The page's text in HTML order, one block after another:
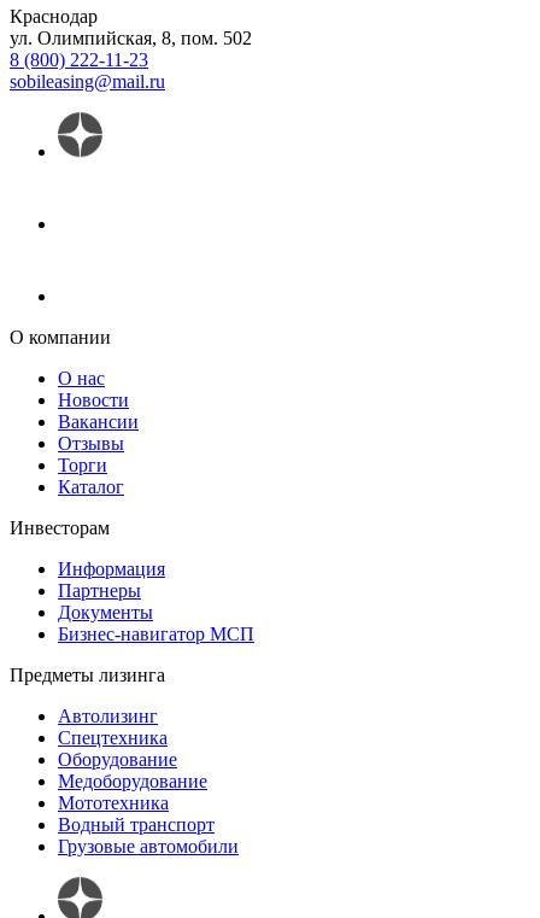
Краснодар
ул. Олимпийская, 8, пом. 502
8 (800) 222-11-23
sobileasing@mail.ru
О компании
О нас
Новости
Вакансии
Отзывы
Торги
Каталог
Инвесторам
Информация
Партнеры
Документы
Бизнес-навигатор МСП
Предметы лизинга
Автолизинг
Спецтехника
Оборудование
Медоборудование
Мототехника
Водный транспорт
Грузовые автомобили